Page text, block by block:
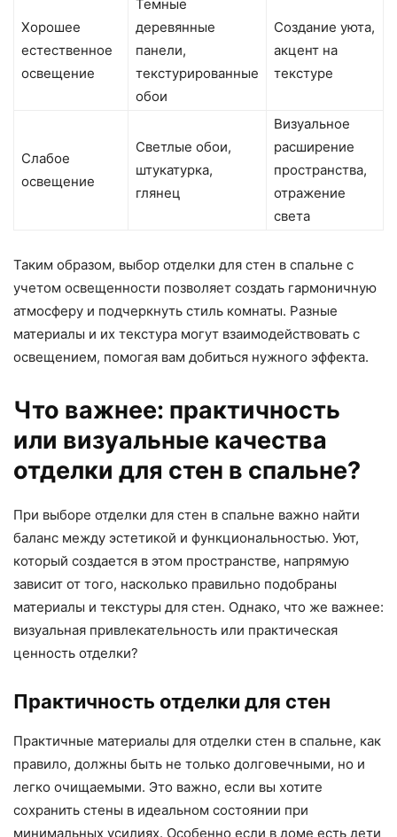
Хорошее
естественное
освещение
Темные
деревянные
панели,
текстурированные
обои
Создание уюта,
акцент на
текстуре
Слабое
освещение
Светлые обои,
штукатурка,
глянец
Визуальное
расширение
пространства,
отражение
света
Таким образом, выбор отделки для стен в спальне с
учетом освещенности позволяет создать гармоничную
атмосферу и подчеркнуть стиль комнаты. Разные
материалы и их текстура могут взаимодействовать с
освещением, помогая вам добиться нужного эффекта.
Что важнее: практичность
или визуальные качества
отделки для стен в спальне?
При выборе отделки для стен в спальне важно найти
баланс между эстетикой и функциональностью. Уют,
который создается в этом пространстве, напрямую
зависит от того, насколько правильно подобраны
материалы и текстуры для стен. Однако, что же важнее:
визуальная привлекательность или практическая
ценность отделки?
Практичность отделки для стен
Практичные материалы для отделки стен в спальне, как
правило, должны быть не только долговечными, но и
легко очищаемыми. Это важно, если вы хотите
сохранить стены в идеальном состоянии при
минимальных усилиях. Особенно если в доме есть дети